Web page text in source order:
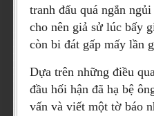
tranh đấu quá ngắn
cho nên giả sử lúc bấy
còn bi đát gấp mấy lần
Dựa trên những điều
đầu hối hận đã hạ bệ
vấn và viết một tờ báo